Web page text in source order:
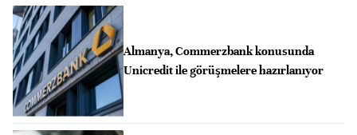
Almanya, Commerzbank konusunda
Unicredit ile görüşmelere hazırlanıyor